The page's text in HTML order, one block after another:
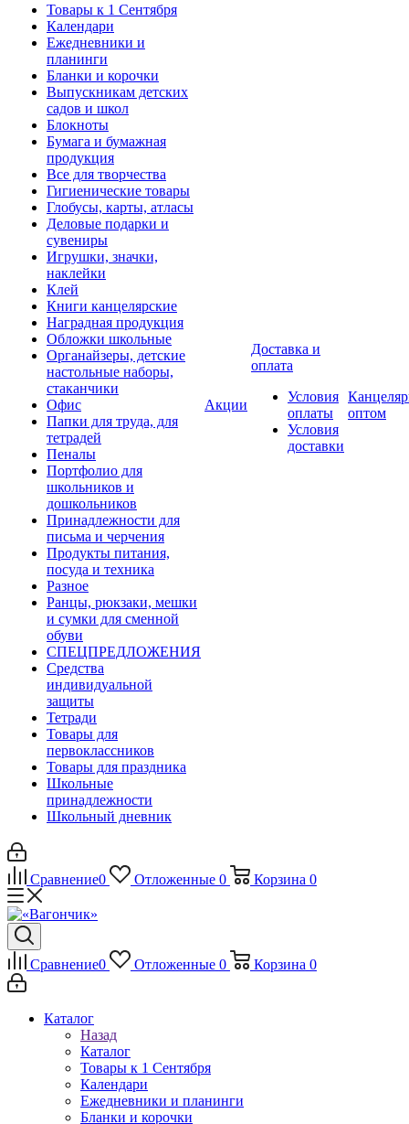
Товары к 1 Сентября
Календари
Ежедневники и
планинги
Бланки и корочки
Выпускникам детских
садов и школ
Блокноты
Бумага и бумажная
продукция
Все для творчества
Гигиенические товары
Глобусы, карты, атласы
Деловые подарки и
сувениры
Игрушки, значки,
наклейки
Клей
Книги канцелярские
Наградная продукция
Обложки школьные
Органайзеры, детские
настольные наборы,
стаканчики
Офис
Папки для труда, для
тетрадей
Пеналы
Портфолио для
школьников и
дошкольников
Принадлежности для
письма и черчения
Продукты питания,
посуда и техника
Разное
Ранцы, рюкзаки, мешки
и сумки для сменной
обуви
СПЕЦПРЕДЛОЖЕНИЯ
Средства
индивидуальной
защиты
Тетради
Товары для
первоклассников
Товары для праздника
Школьные
принадлежности
Школьный дневник
Акции
Доставка и
оплата
Условия
оплаты
Условия
доставки
оптом
Сравнение0 Отложенные 0 Корзина 0
Сравнение0 Отложенные 0 Корзина 0
Каталог
Назад
Каталог
Товары к 1 Сентября
Календари
Ежедневники и планинги
Бланки и корочки